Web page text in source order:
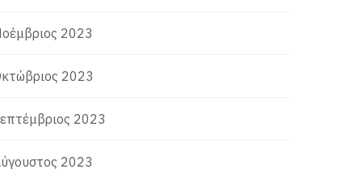
2023
2023
2023
2023